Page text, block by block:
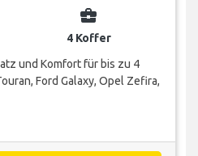
business_center
4 Koffer
und Komfort für bis zu 4
Ford Galaxy, Opel Zefira,